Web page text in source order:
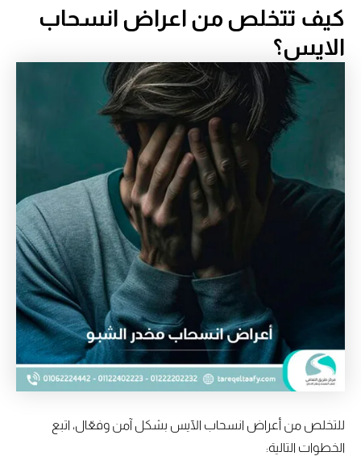
كيف تتخلص من اعراض انسحاب
الايس؟
للتخلص من أعراض انسحاب الآيس بشكل آمن وفعّال، اتبع
الخطوات التالية: